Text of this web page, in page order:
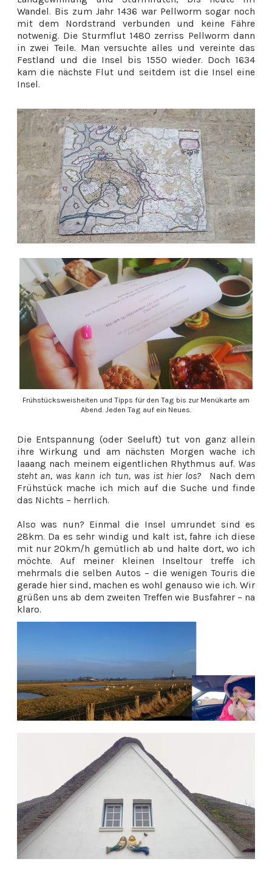
Wandel. Bis zum Jahr 1436 war Pellworm sogar noch
mit dem Nordstrand verbunden und keine Fähre
notwenig. Die Sturmflut 1480 zerriss Pellworm dann
in zwei Teile. Man versuchte alles und vereinte das
Festland und die Insel bis 1550 wieder. Doch 1634
kam die nächste Flut und seitdem ist die Insel eine
Insel.
Frühstücksweisheiten und Tipps für den Tag bis zur Menükarte am
Abend. Jeden Tag auf ein Neues.
Die Entspannung (oder Seeluft) tut von ganz allein
ihre Wirkung und am nächsten Morgen wache ich
laaang nach meinem eigentlichen Rhythmus auf. Was
steht an, was kann ich tun, was ist hier los?Nach dem
Frühstück mache ich mich auf die Suche und finde
das Nichts – herrlich.
Also was nun? Einmal die Insel umrundet sind es
28km. Da es sehr windig und kalt ist, fahre ich diese
mit nur 20km/h gemütlich ab und halte dort, wo ich
möchte. Auf meiner kleinen Inseltour treffe ich
mehrmals die selben Autos – die wenigen Touris die
gerade hier sind, machen es wohl genauso wie ich. Wir
grüßen uns ab dem zweiten Treffen wie Busfahrer – na
klaro.